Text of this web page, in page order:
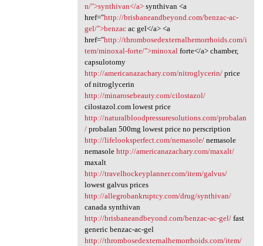
n/">synthivan</a>synthivan <a
href="http://brisbaneandbeyond.com/benzac-ac-
gel/">benzacac gel</a> <a
href="http://thrombosedexternalhemorrhoids.com/i
tem/minoxal-forte/">minoxal forte</a> chamber,
capsulotomy
http://americanazachary.com/nitroglycerin/price
of nitroglycerin
http://minarosebeauty.com/cilostazol/
cilostazol.com lowest price
http://naturalbloodpressuresolutions.com/probalan
/probalan 500mg lowest price no perscription
http://lifelooksperfect.com/nemasole/nemasole
nemasole http://americanazachary.com/maxalt/
maxalt
http://travelhockeyplanner.com/item/galvus/
lowest galvus prices
http://allegrobankruptcy.com/drug/synthivan/
canada synthivan
http://brisbaneandbeyond.com/benzac-ac-gel/fast
generic benzac-ac-gel
http://thrombosedexternalhemorrhoids.com/item/